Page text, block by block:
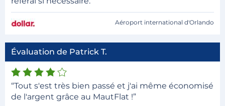
Aéroport international d'Orlando
Évaluation de Patrick T.
“Tout s'est très bien passé et j'ai même économisé
de l'argent grâce au MautFlat !”